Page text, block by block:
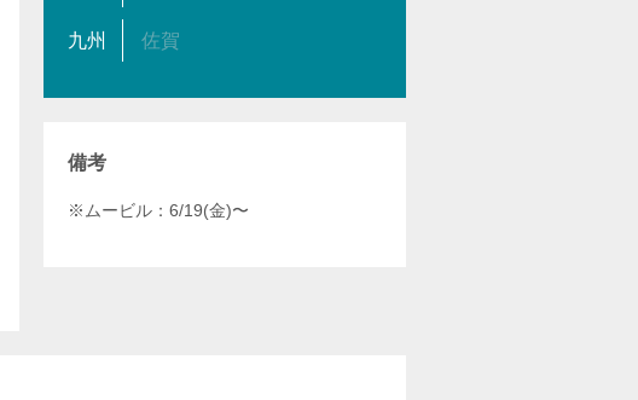
九州 佐賀
備考
※ムービル：6/19(金)〜